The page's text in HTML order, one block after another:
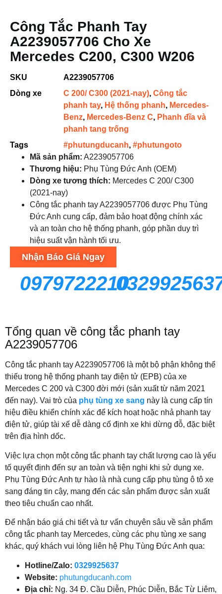
Công Tắc Phanh Tay
A2239057706 Cho Xe
Mercedes C200, C300 W206
SKU
A2239057706
Dòng xe
C 200/ C300 (2021-nay), Công tắc
phanh tay, Hệ thống phanh, Mercedes-
Benz, Mercedes-Benz C, Phanh đĩa và
phanh tang trống
Tags
#phutungducanh, #phutungoto
Mã sản phẩm: A2239057706
Thương hiệu: Phụ Tùng Đức Anh (OEM)
Dòng xe tương thích: Mercedes C 200/ C300
(2021-nay)
Công tắc phanh tay A2239057706 được Phụ Tùng
Đức Anh cung cấp, đảm bảo hoạt động chính xác
và an toàn cho hệ thống phanh, góp phần duy trì
hiệu suất vận hành tối ưu.
Nhận Báo Giá Ngay
0979722210
Tổng quan về công tắc phanh tay
A2239057706
Công tắc phanh tay A2239057706 là một bộ phận không thể
thiếu trong hệ thống phanh tay điện tử (EPB) của xe
Mercedes C 200 và C300 đời mới (sản xuất từ năm 2021
đến nay). Vai trò của phụ tùng xe sang này là cung cấp tín
hiệu điều khiển chính xác để kích hoạt hoặc nhả phanh tay
điện tử, giúp tài xế dễ dàng cố định xe khi dừng đỗ, đặc biệt
trên địa hình dốc.
Việc lựa chọn một công tắc phanh tay chất lượng cao là yếu
tố quyết định đến sự an toàn và tiện nghi khi sử dụng xe.
Phụ Tùng Đức Anh tự hào là nhà cung cấp phụ tùng ô tô xe
sang đáng tin cậy, mang đến các sản phẩm được sản xuất
theo tiêu chuẩn cao nhất.
Để nhận báo giá chi tiết và tư vấn chuyên sâu về sản phẩm
công tắc phanh tay Mercedes, cùng các phụ tùng xe sang
khác, quý khách vui lòng liên hệ Phụ Tùng Đức Anh qua:
Hotline/Zalo: 0329925637
Website: phutungducanh.com
Địa chỉ: Ng. 34 Đ. Cầu Diễn, Phúc Diễn, Bắc Từ Liêm,